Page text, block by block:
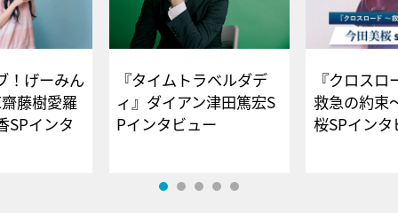
！げーみん
藤樹愛羅
SPインタ
『タイムトラベルダデ
ィ』ダイアン津田篤宏S
Pインタビュー
『クロス
救急の約束
桜SPイ